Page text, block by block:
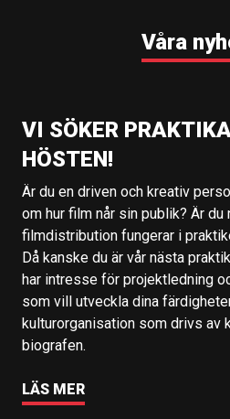
Våra
VI SÖKER
HÖSTEN!
Är du en driven och kreativ
om hur film når sin publik? Är du
filmdistribution fungerar i
Då kanske du är vår nästa
har intresse för projektledning
som vill utveckla dina
kulturorganisation som drivs av
biografen.
LÄS MER